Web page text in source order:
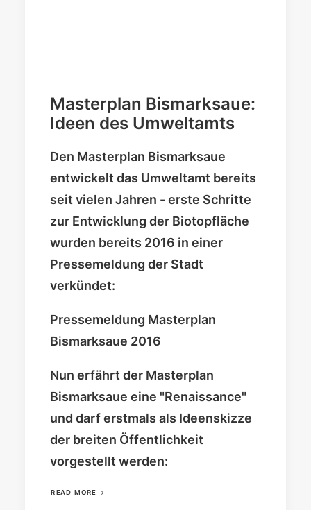
Masterplan Bismarksaue:
Ideen des Umweltamts
Den Masterplan Bismarksaue
entwickelt das Umweltamt bereits
seit vielen Jahren - erste Schritte
zur Entwicklung der Biotopfläche
wurden bereits 2016 in einer
Pressemeldung der Stadt
verkündet:
Pressemeldung Masterplan
Bismarksaue 2016
Nun erfährt der Masterplan
Bismarksaue eine "Renaissance"
und darf erstmals als Ideenskizze
der breiten Öffentlichkeit
vorgestellt werden:
READ MORE